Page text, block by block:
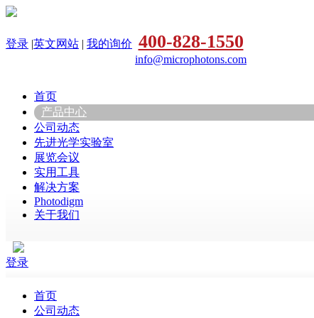
登录 |英文网站 | 我的询价 400-828-1550
info@microphotons.com
首页
产品中心
公司动态
先进光学实验室
展览会议
实用工具
解决方案
Photodigm
关于我们
登录
首页
公司动态